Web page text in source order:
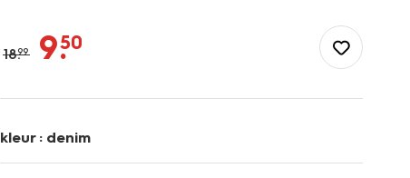
18.99 9.
50
kleur : denim